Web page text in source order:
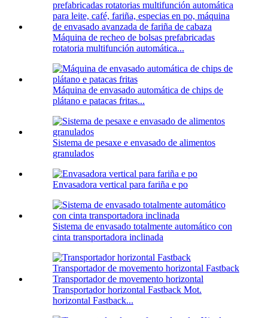
Máquina de recheo de bolsas prefabricadas
rotatoria multifunción automática...
Máquina de envasado automática de chips de
plátano e patacas fritas...
Sistema de pesaxe e envasado de alimentos
granulados
Envasadora vertical para fariña e po
Sistema de envasado totalmente automático con
cinta transportadora inclinada
Transportador horizontal Fastback Mot.
horizontal Fastback...